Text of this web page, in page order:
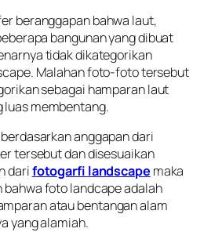
beranggapan bahwa laut,
bangunan yang dibuat
tidak dikategorikan
Malahan foto-foto tersebut
sebagai hamparan laut
luas membentang.
anggapan dari
tersebut dan disesuaikan
darifotogarfi landscape maka
foto landcape adalah
atau bentangan alam
yang alamiah.